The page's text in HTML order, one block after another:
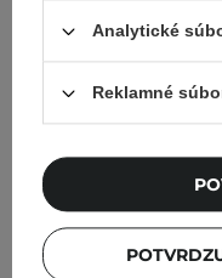
Analytické
Reklamné